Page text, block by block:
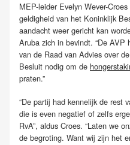
MEP-leider Evelyn Wever-
geldigheid van het Koninklijk
aandacht weer gericht kan
Aruba zich in bevindt. “De
van de Raad van Advies over
Besluit nodig om de
praten.”
“De partij had kennelijk de rest
die is even negatief of zelfs
RvA”, aldus Croes. “Laten we
de begroting. Want wij zijn het